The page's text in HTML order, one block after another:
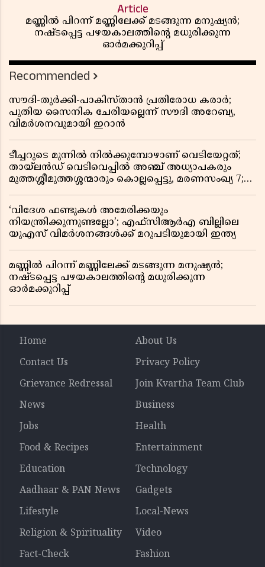
Article
മണ്ണിൽ പിറന്ന് മണ്ണിലേക്ക് മടങ്ങുന്ന മനുഷ്യൻ;
നഷ്ടപ്പെട്ട പഴയകാലത്തിൻ്റെ മധുരിക്കുന്ന
ഓർമക്കുറിപ്പ്
Recommended
സൗദി-തുർക്കി-പാകിസ്താൻ പ്രതിരോധ കരാർ;
പുതിയ സൈനിക ചേരിയല്ലെന്ന് സൗദി അറേബ്യ,
വിമർശനവുമായി ഇറാൻ
ടീച്ചറുടെ മുന്നിൽ നിൽക്കുമ്പോഴാണ് വെടിയേറ്റത്;
തായ്‌ലൻഡ് വെടിവെപ്പിൽ അഞ്ച് അധ്യാപകരും
മുത്തശ്ശീമുത്തശ്ശന്മാരും കൊല്ലപ്പെട്ടു, മരണസംഖ്യ 7;
‘വിദേശ ഫണ്ടുകൾ അമേരിക്കയും
നിയന്ത്രിക്കുന്നുണ്ടല്ലോ’; എഫ്സിആർഎ ബില്ലിലെ
യുഎസ് വിമർശനങ്ങൾക്ക് മറുപടിയുമായി ഇന്ത്യ
മണ്ണിൽ പിറന്ന് മണ്ണിലേക്ക് മടങ്ങുന്ന മനുഷ്യൻ;
നഷ്ടപ്പെട്ട പഴയകാലത്തിൻ്റെ മധുരിക്കുന്ന
ഓർമക്കുറിപ്പ്
Home
About Us
Contact Us
Privacy Policy
Grievance Redressal
Join Kvartha Team Club
News
Business
Jobs
Health
Food & Recipes
Entertainment
Education
Technology
Aadhaar & PAN News
Gadgets
Lifestyle
Local-News
Religion & Spirituality
Video
Fact-Check
Fashion